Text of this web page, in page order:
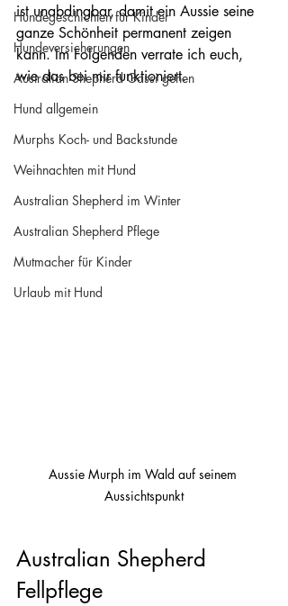
Hundegeschichten für Kinder
Hundeversicherungen
Australian Shepherd Gassi gehen
Hund allgemein
Murphs Koch- und Backstunde
Weihnachten mit Hund
Australian Shepherd im Winter
Australian Shepherd Pflege
Mutmacher für Kinder
Urlaub mit Hund
ist unabdingbar, damit ein Aussie seine
ganze Schönheit permanent zeigen
kann. Im Folgenden verrate ich euch,
wie das bei mir funktioniert.
Aussie Murph im Wald auf seinem
Aussichtspunkt
Australian Shepherd
Fellpflege